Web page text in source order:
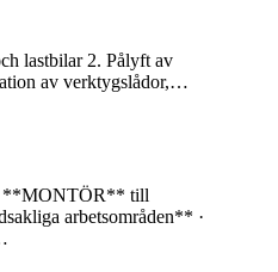
lastbilar 2. Pålyft av
av verktygslådor,…
**MONTÖR** till
arbetsområden** ·